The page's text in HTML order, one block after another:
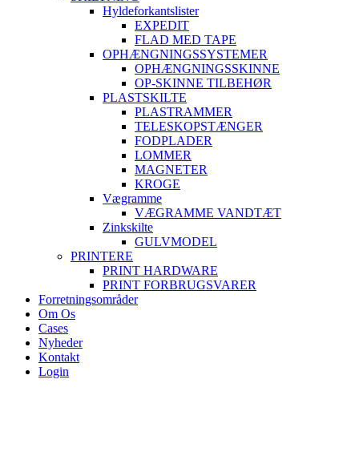
Hyldeforkantslister
EXPEDIT
FLAD MED TAPE
OPHÆNGNINGSSYSTEMER
OPHÆNGNINGSSKINNE
OP-SKINNE TILBEHØR
PLASTSKILTE
PLASTRAMMER
TELESKOPSTÆNGER
FODPLADER
LOMMER
MAGNETER
KROGE
Vægramme
VÆGRAMME VANDTÆT
Zinkskilte
GULVMODEL
PRINTERE
PRINT HARDWARE
PRINT FORBRUGSVARER
Forretningsområder
Om Os
Cases
Nyheder
Kontakt
Login